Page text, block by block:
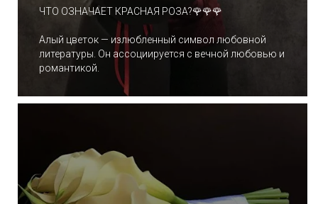
ЧТО ОЗНАЧАЕТ КРАСНАЯ РОЗА?🌹🌹🌹
Алый цветок — излюбленный символ любовной
литературы. Он ассоциируется с вечной любовью и
романтикой.